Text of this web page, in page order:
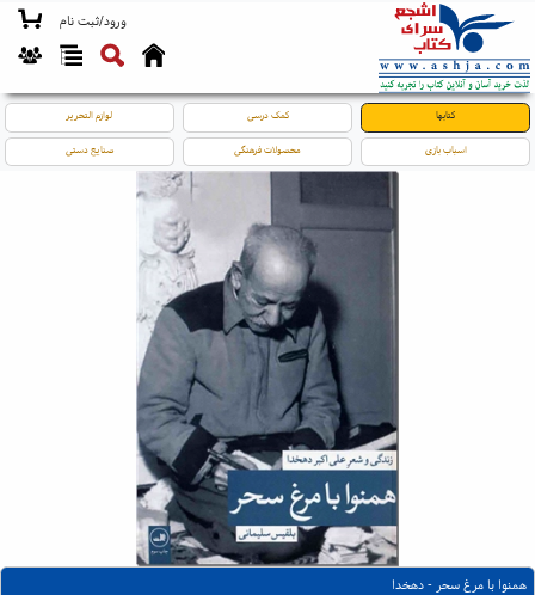
ورود/ثبت نام
کتابها کمک درسی لوازم التحریر
اسباب بازی محصولات فرهنگی صنایع دستی
همنوا با مرغ سحر - دهخدا